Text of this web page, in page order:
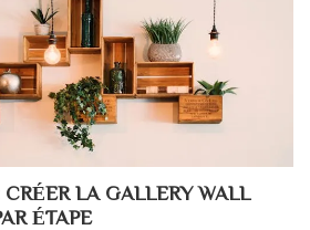
LA GALLERY WALL
ÉTAPE